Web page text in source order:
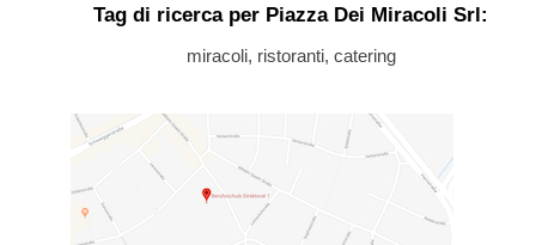
Tag di ricerca per Piazza Dei Miracoli Srl:
miracoli, ristoranti, catering